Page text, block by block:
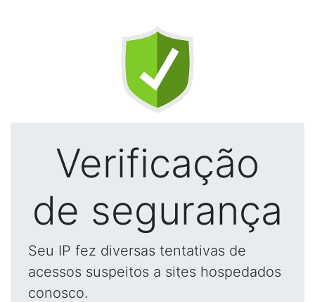
Verificação
de segurança
Seu IP fez diversas tentativas de
acessos suspeitos a sites hospedados
conosco.